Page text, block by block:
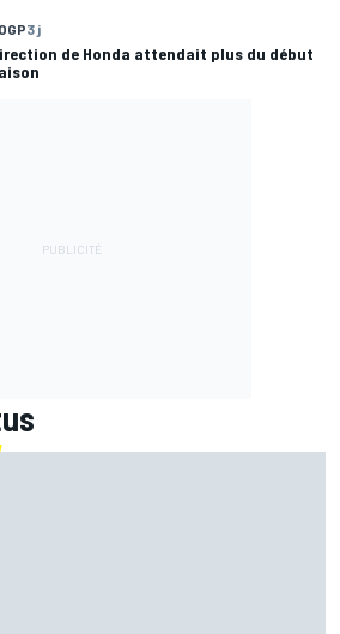
3 j
de Honda attendait plus du début